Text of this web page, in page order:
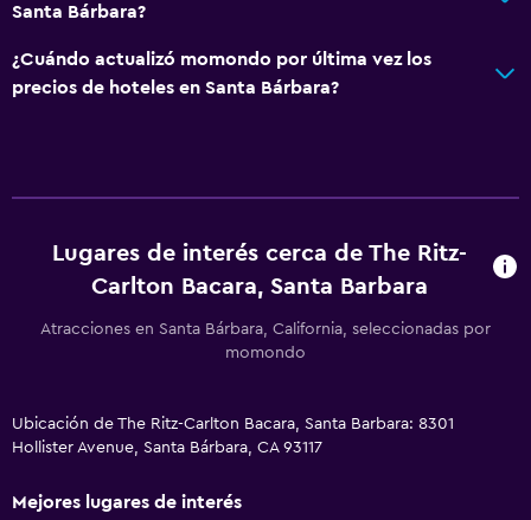
Santa Bárbara?
¿Cuándo actualizó momondo por última vez los
precios de hoteles en Santa Bárbara?
Lugares de interés cerca de The Ritz-
Carlton Bacara, Santa Barbara
Atracciones en Santa Bárbara, California, seleccionadas por
momondo
Ubicación de The Ritz-Carlton Bacara, Santa Barbara: 8301
Hollister Avenue, Santa Bárbara, CA 93117
Mejores lugares de interés